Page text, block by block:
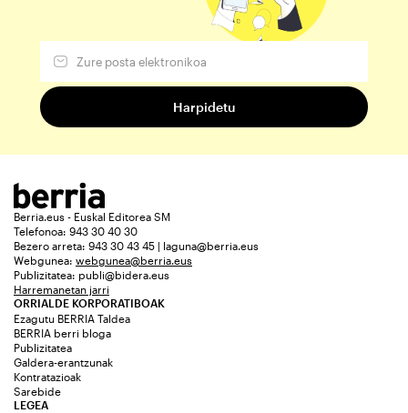
Berria.eus - Euskal Editorea SM
Telefonoa: 943 30 40 30
Bezero arreta: 943 30 43 45 | laguna@berria.eus
Webgunea: webgunea@berria.eus
Publizitatea: publi@bidera.eus
Harremanetan jarri
ORRIALDE KORPORATIBOAK
Ezagutu BERRIA Taldea
BERRIA berri bloga
Publizitatea
Galdera-erantzunak
Kontratazioak
Sarebide
LEGEA